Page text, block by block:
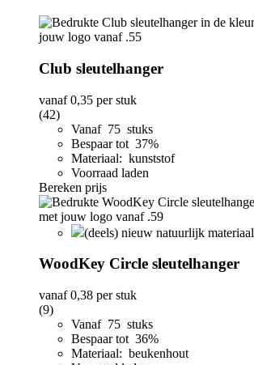
Club sleutelhanger
vanaf0,35 per stuk
(42)
Vanaf 75 stuks
Bespaar tot 37%
Materiaal: kunststof
Voorraad laden
Bereken prijs
(deels) nieuw natuurlijk materiaal
WoodKey Circle sleutelhanger
vanaf0,38 per stuk
(9)
Vanaf 75 stuks
Bespaar tot 36%
Materiaal: beukenhout